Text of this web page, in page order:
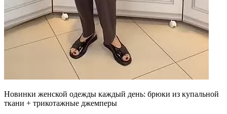
Новинки женской одежды каждый день: брюки из купальной
ткани + трикотажные джемперы